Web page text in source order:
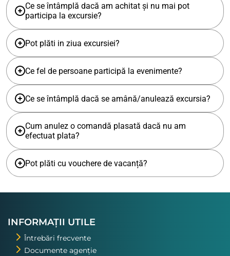
Ce se întâmplă dacă am achitat și nu mai pot
participa la excursie?
Pot plăti in ziua excursiei?
Ce fel de persoane participă la evenimente?
Ce se întâmplă dacă se amână/anulează excursia?
Cum anulez o comandă plasată dacă nu am
efectuat plata?
Pot plăti cu vouchere de vacanță?
INFORMAȚII UTILE
Întrebări frecvente
Documente agenție